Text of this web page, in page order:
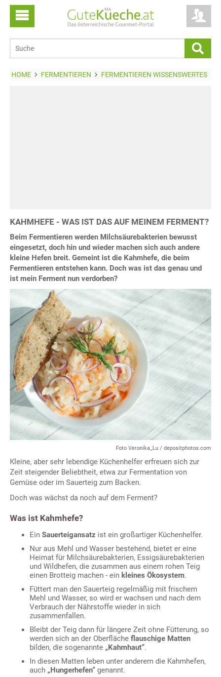
HOME FERMENTIEREN FERMENTIEREN WISSENSWERTES
KAHMHEFE - WAS IST DAS AUF MEINEM FERMENT?
Beim Fermentieren werden Milchsäurebakterien bewusst
eingesetzt, doch hin und wieder machen sich auch andere
kleine Hefen breit. Gemeint ist die Kahmhefe, die beim
Fermentieren entstehen kann. Doch was ist das genau und
ist mein Ferment nun verdorben?
Foto Veronika_Lu / depositphotos.com
Kleine, aber sehr lebendige Küchenhelfer erfreuen sich zur
Zeit steigender Beliebtheit, etwa zur Fermentation von
Gemüse oder im Sauerteig zum Backen.
Doch was wächst da noch auf dem Ferment?
Was ist Kahmhefe?
Ein Sauerteigansatz ist ein großartiger Küchenhelfer.
Nur aus Mehl und Wasser bestehend, bietet er eine
Heimat für Milchsäurebakterien, Essigsäurebakterien
und Wildhefen, die zusammen aus einem rohen Teig
einen Brotteig machen - ein kleines Ökosystem.
Füttert man den Sauerteig regelmäßig mit frischem
Mehl und Wasser, so wird er wachsen und nach dem
Verbrauch der Nährstoffe wieder in sich
zusammenfallen.
Bleibt der Teig dann für längere Zeit ohne Fütterung, so
werden sich an der Oberfläche flauschige Matten
bilden, die sogenannte „Kahmhaut“.
In diesen Matten leben unter anderem die Kahmhefen,
auch „Hungerhefen“ genannt.